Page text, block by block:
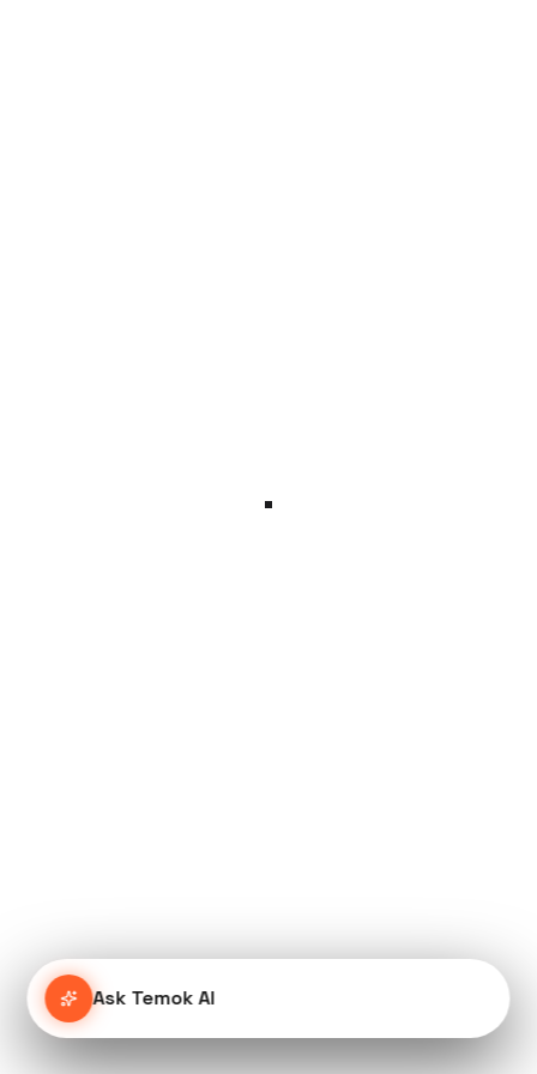
Ask Temok AI